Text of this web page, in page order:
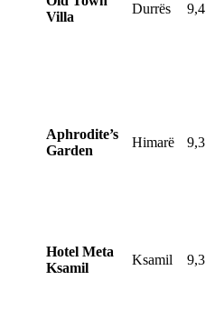
Villa
Durrës 9,4
Aphrodite’s
Garden
Himarë 9,3
Hotel Meta
Ksamil
Ksamil 9,3